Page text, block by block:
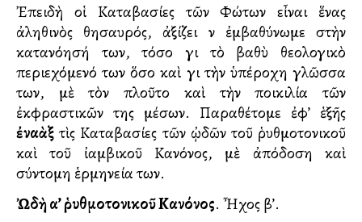
Ἐπειδὴ οἱ Καταβασίες τῶν Φώτων εἶναι ἕνας
ἀληθινὸς θησαυρός, ἀξίζει νὰ ἐμβαθύνωμε στὴν
κατανόησή των, τόσο γιὰ τὸ βαθὺ θεολογικὸ
περιεχόμενό των ὅσο καὶ γιὰ τὴν ὑπέροχη γλῶσσα
των, μὲ τὸν πλοῦτο καὶ τὴν ποικιλία τῶν
ἐκφραστικῶν της μέσων. Παραθέτομε ἐφ’ ἑξῆς
ἐναλλὰξ τὶς Καταβασίες τῶν ᾠδῶν τοῦ ῥυθμοτονικοῦ
καὶ τοῦ ἰαμβικοῦ Κανόνος, μὲ ἀπόδοση καὶ
σύντομη ἑρμηνεία των.
Ὠδὴ α’ ῥυθμοτονικοῦ Κανόνος. Ἦχος β’.